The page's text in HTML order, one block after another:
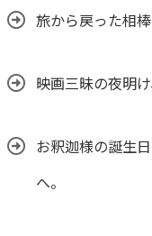
旅から戻った相
映画三昧の夜明
お釈迦様の誕生
へ。